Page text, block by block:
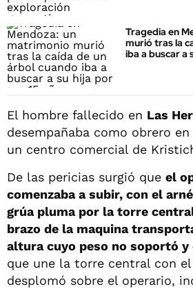
Tragedia en
murió tras la
iba a buscar a
El hombre fallecido en Las
desempañaba como obrero
un centro comercial de
De las pericias surgió que el
comenzaba a subir, con el
grúa pluma por la torre
brazo de la maquina
altura cuyo peso no soportó
que une la torre central con
desplomó sobre el operario,